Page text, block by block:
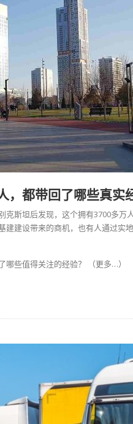
，都带回了哪些真实
克斯坦后发现，这个拥有3700多万
建建设带来的商机，也有人通过实
哪些值得关注的经验？ （更多…）